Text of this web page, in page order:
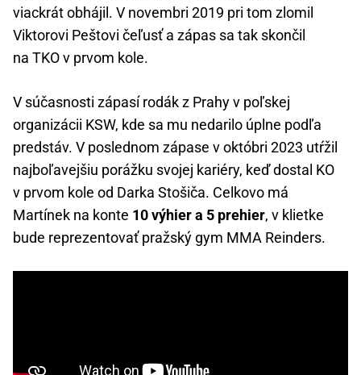
viackrát obhájil. V novembri 2019 pri tom zlomil
Viktorovi Peštovi čeľusť a zápas sa tak skončil
na TKO v prvom kole.
V súčasnosti zápasí rodák z Prahy v poľskej
organizácii KSW, kde sa mu nedarilo úplne podľa
predstáv. V poslednom zápase v októbri 2023 utŕžil
najboľavejšiu porážku svojej kariéry, keď dostal KO
v prvom kole od Darka Stošiča. Celkovo má
Martínek na konte 10 výhier a 5 prehier, v klietke
bude reprezentovať pražský gym MMA Reinders.